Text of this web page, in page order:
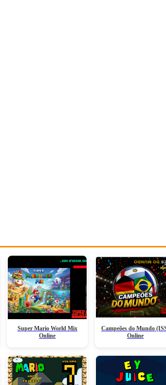
Super Mario World Mix
Online
Campeões do Mundo
Online